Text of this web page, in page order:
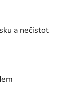
a nečistot